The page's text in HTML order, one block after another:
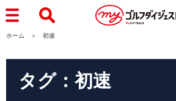
ホーム 初速
タグ：初速